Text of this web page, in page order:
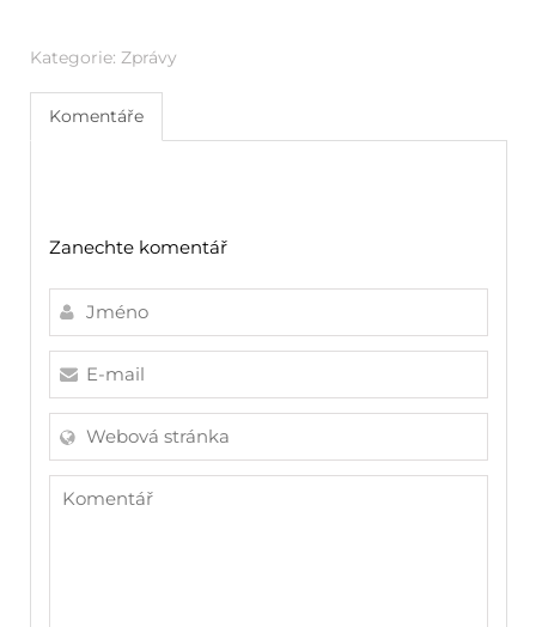
Kategorie: Zprávy
Komentáře
Zanechte komentář